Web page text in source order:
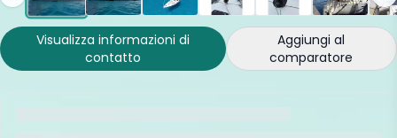
Visualizza informazioni di
contatto
Aggiungi al
comparatore